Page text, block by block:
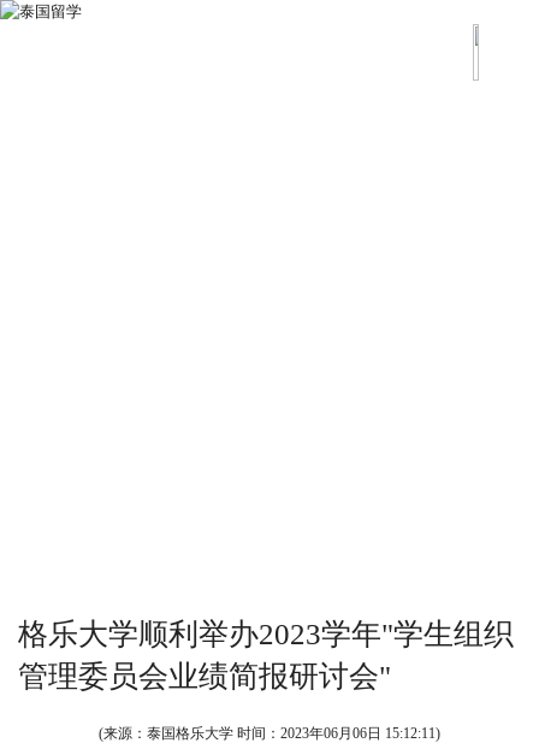
格乐大学顺利举办2023学年"学生组织
管理委员会业绩简报研讨会"
(来源：泰国格乐大学 时间： 2023年06月06日 15:12:11)